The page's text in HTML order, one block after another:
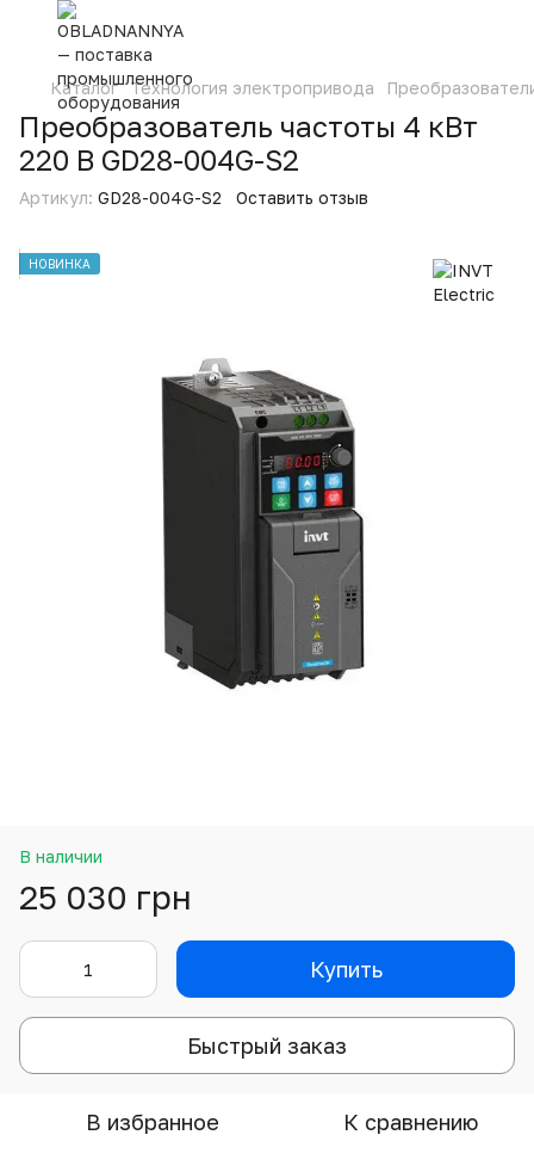
Каталог Технология электропривода
Преобразователь частоты 4 кВт
220 В GD28-004G-S2
Артикул: GD28-004G-S2 Оставить отзыв
НОВИНКА
В наличии
25 030 грн
Купить
Быстрый заказ
В избранное К сравнению